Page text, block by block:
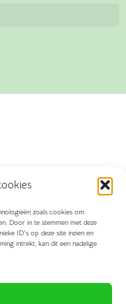
zoals cookies om
Door in te stemmen met deze
ID's op deze site inzien en
intrekt, kan dit een nadelige